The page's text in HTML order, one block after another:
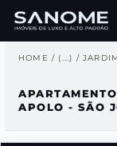
HOME / (...) /
APOLO - SÃO